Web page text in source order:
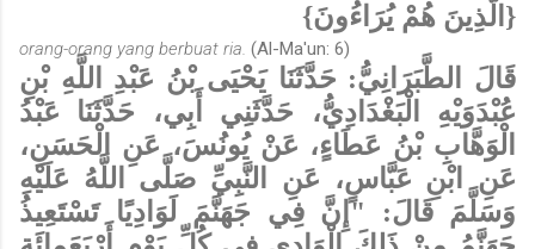
{الَّذِينَ هُمْ يُرَاءُونَ}
orang-orang yang berbuat ria. (Al-Ma'un: 6)
قَالَ الطَّبَرَانِيُّ: حَدَّثَنَا يَحْيَى بْنُ عَبْدِ اللَّهِ بْنِ
عُبْدَوَيْهِ الْبَغْدَادِيُّ، حَدَّثَنِي أَبِي، حَدَّثَنَا عَبْدُ
الْوَهَّابِ بْنُ عَطَاءٍ، عَنْ يُونُسَ، عَنِ الْحَسَنِ،
عَنِ ابْنِ عَبَّاسٍ، عَنِ النَّبِيِّ صَلَّى اللَّهُ عَلَيْهِ
وَسَلَّمَ قَالَ: "إِنَّ فِي جَهَنَّمَ لَوَادِيًا تَسْتَعِيذُ